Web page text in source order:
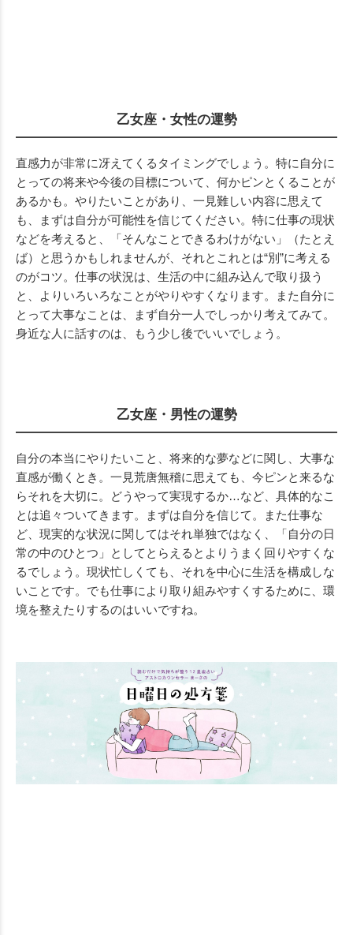
乙女座・女性の運勢
直感力が非常に冴えてくるタイミングでしょう。特に自分に
とっての将来や今後の目標について、何かピンとくることが
あるかも。やりたいことがあり、一見難しい内容に思えて
も、まずは自分が可能性を信じてください。特に仕事の現状
などを考えると、「そんなことできるわけがない」（たとえ
ば）と思うかもしれませんが、それとこれとは“別”に考える
のがコツ。仕事の状況は、生活の中に組み込んで取り扱う
と、よりいろいろなことがやりやすくなります。また自分に
とって大事なことは、まず自分一人でしっかり考えてみて。
身近な人に話すのは、もう少し後でいいでしょう。
乙女座・男性の運勢
自分の本当にやりたいこと、将来的な夢などに関し、大事な
直感が働くとき。一見荒唐無稽に思えても、今ピンと来るな
らそれを大切に。どうやって実現するか…など、具体的なこ
とは追々ついてきます。まずは自分を信じて。また仕事な
ど、現実的な状況に関してはそれ単独ではなく、「自分の日
常の中のひとつ」としてとらえるとよりうまく回りやすくな
るでしょう。現状忙しくても、それを中心に生活を構成しな
いことです。でも仕事により取り組みやすくするために、環
境を整えたりするのはいいですね。